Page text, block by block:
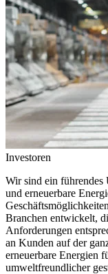
Investoren
Wir sind ein
und erneuerbare
Branchen entwickelt,
Anforderungen
an Kunden auf der
erneuerbare Energien
umweltfreundlicher